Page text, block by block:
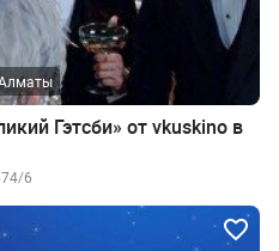
Гэтсби» от vkuskino в
6